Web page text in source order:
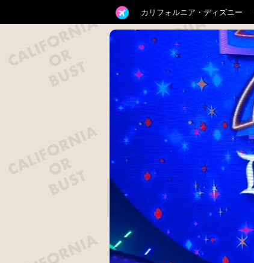
カリフォルニア・ディズニー